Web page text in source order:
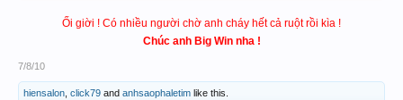
Ối giời ! Có nhiều người chờ anh cháy hết cả ruột rồi kìa !
Chúc anh Big Win nha !
7/8/10
hiensalon click79 and anhsaophaletim like this.